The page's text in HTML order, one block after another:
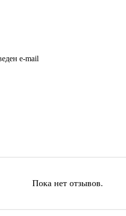
e-mail
Пока нет отзывов.